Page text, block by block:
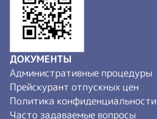
ДОКУМЕНТЫ
Административные процедуры
Прейскурант отпускных цен
Политика конфиденциальности
Часто задаваемые вопросы